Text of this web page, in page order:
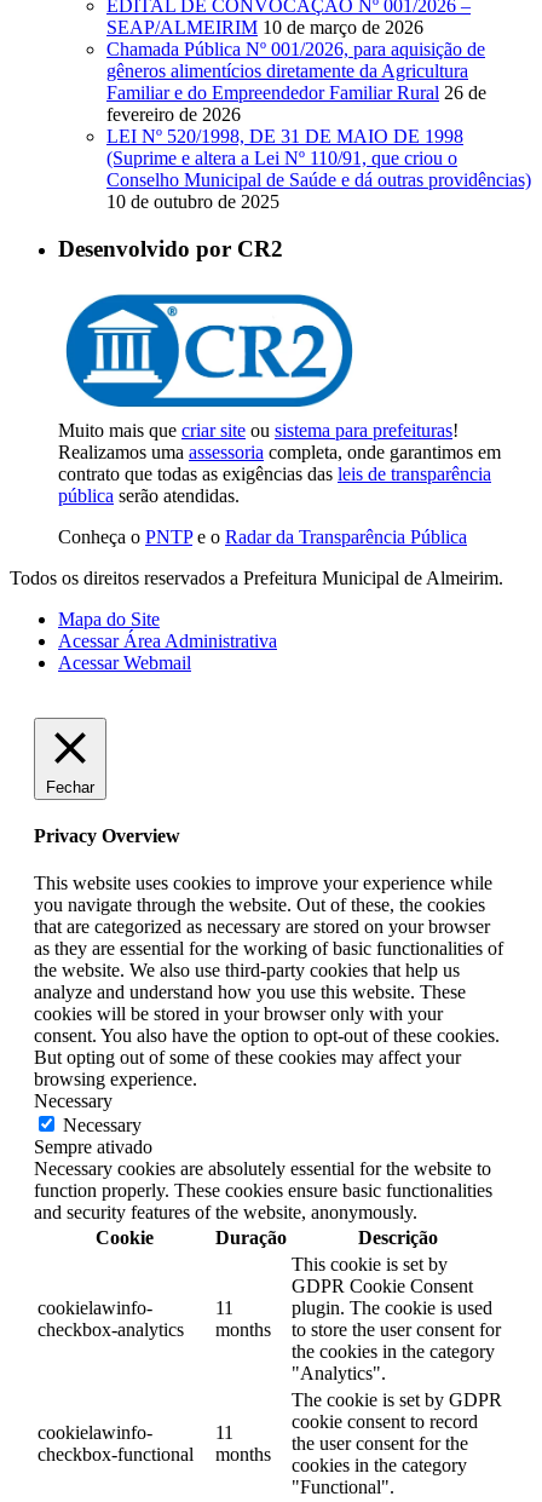
EDITAL DE CONVOCAÇÃO Nº 001/2026 –
SEAP/ALMEIRIM 10 de março de 2026
Chamada Pública Nº 001/2026, para aquisição de
gêneros alimentícios diretamente da Agricultura
Familiar e do Empreendedor Familiar Rural 26 de
fevereiro de 2026
LEI Nº 520/1998, DE 31 DE MAIO DE 1998
(Suprime e altera a Lei Nº 110/91, que criou o
Conselho Municipal de Saúde e dá outras providências)
10 de outubro de 2025
Desenvolvido por CR2
Muito mais que criar site ou sistema para prefeituras!
Realizamos uma assessoria completa, onde garantimos em
contrato que todas as exigências das leis de transparência
pública serão atendidas.
Conheça o PNTPe o Radar da Transparência Pública
Todos os direitos reservados a Prefeitura Municipal de Almeirim.
Mapa do Site
Acessar Área Administrativa
Acessar Webmail
Fechar
Privacy Overview
This website uses cookies to improve your experience while
you navigate through the website. Out of these, the cookies
that are categorized as necessary are stored on your browser
as they are essential for the working of basic functionalities of
the website. We also use third-party cookies that help us
analyze and understand how you use this website. These
cookies will be stored in your browser only with your
consent. You also have the option to opt-out of these cookies.
But opting out of some of these cookies may affect your
browsing experience.
Necessary
Necessary
Sempre ativado
Necessary cookies are absolutely essential for the website to
function properly. These cookies ensure basic functionalities
and security features of the website, anonymously.
Cookie
Duração Descrição
cookielawinfo-
checkbox-analytics
11
months
This cookie is set by
GDPR Cookie Consent
plugin. The cookie is used
to store the user consent for
the cookies in the category
"Analytics".
cookielawinfo-
checkbox-functional
11
months
The cookie is set by GDPR
cookie consent to record
the user consent for the
cookies in the category
"Functional".